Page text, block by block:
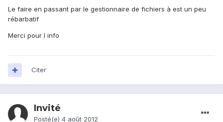
Le faire en passant par le gestionnaire de fichiers à est un peu
rébarbatif
Merci pour l info
Citer
Invité
Posté(e) 4 août 2012